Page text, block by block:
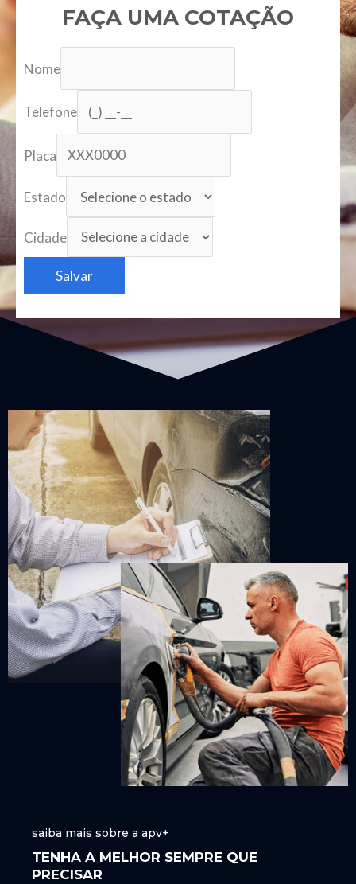
FAÇA UMA COTAÇÃO
Nome
Telefone
Placa
Estado
Cidade
Salvar
saiba mais sobre a apv+
TENHA A MELHOR SEMPRE QUE
PRECISAR